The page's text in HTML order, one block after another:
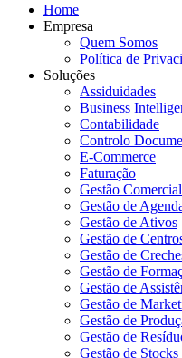
Home
Empresa
Quem Somos
Política de
Soluções
Assiduidades
Business
Contabilidade
Controlo
E-Commerce
Faturação
Gestão Comercial
Gestão de
Gestão de Ativos
Gestão de
Gestão de
Gestão de
Gestão de
Gestão de
Gestão de
Gestão de
Gestão de Stocks